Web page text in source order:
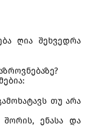
ღია შეხვედრა
თუ არა
ენასა და